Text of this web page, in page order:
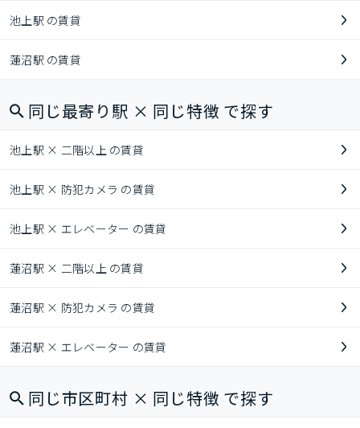
池上駅 の賃貸
蓮沼駅 の賃貸
同じ最寄り駅 × 同じ特徴 で探す
池上駅 × 二階以上 の賃貸
池上駅 × 防犯カメラ の賃貸
池上駅 × エレベーター の賃貸
蓮沼駅 × 二階以上 の賃貸
蓮沼駅 × 防犯カメラ の賃貸
蓮沼駅 × エレベーター の賃貸
同じ市区町村 × 同じ特徴 で探す